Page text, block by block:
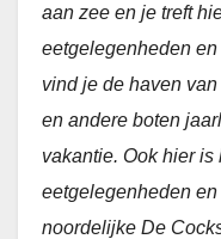
aan zee en je treft
eetgelegenheden
vind je de haven
en andere boten
vakantie. Ook hier
eetgelegenheden
noordelijke De